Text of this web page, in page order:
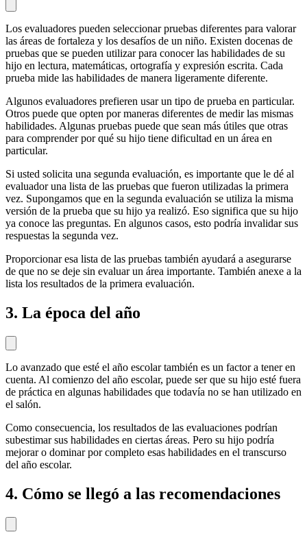
Los evaluadores pueden seleccionar pruebas diferentes para valorar
las áreas de fortaleza y los desafíos de un niño. Existen docenas de
pruebas que se pueden utilizar para conocer las habilidades de su
hijo en lectura, matemáticas, ortografía y expresión escrita. Cada
prueba mide las habilidades de manera ligeramente diferente.
Algunos evaluadores prefieren usar un tipo de prueba en particular.
Otros puede que opten por maneras diferentes de medir las mismas
habilidades. Algunas pruebas puede que sean más útiles que otras
para comprender por qué su hijo tiene dificultad en un área en
particular.
Si usted solicita una segunda evaluación, es importante que le dé al
evaluador una lista de las pruebas que fueron utilizadas la primera
vez. Supongamos que en la segunda evaluación se utiliza la misma
versión de la prueba que su hijo ya realizó. Eso significa que su hijo
ya conoce las preguntas. En algunos casos, esto podría invalidar sus
respuestas la segunda vez.
Proporcionar esa lista de las pruebas también ayudará a asegurarse
de que no se deje sin evaluar un área importante. También anexe a la
lista los resultados de la primera evaluación.
3. La época del año
Lo avanzado que esté el año escolar también es un factor a tener en
cuenta. Al comienzo del año escolar, puede ser que su hijo esté fuera
de práctica en algunas habilidades que todavía no se han utilizado en
el salón.
Como consecuencia, los resultados de las evaluaciones podrían
subestimar sus habilidades en ciertas áreas. Pero su hijo podría
mejorar o dominar por completo esas habilidades en el transcurso
del año escolar.
4. Cómo se llegó a las recomendaciones